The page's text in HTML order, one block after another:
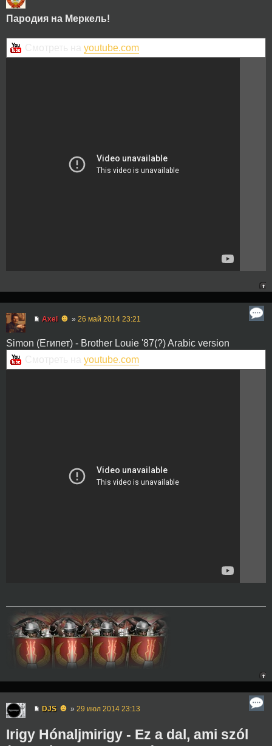
Пародия на Меркель!
youtube.com
Axel
☻ » 26 май 2014 23:21
Simon (Египет) - Brother Louie '87(?) Arabic version
youtube.com
DJS ☻ » 29 июл 2014 23:13
Irigy Hónaljmirigy - Ez a dal, ami szól